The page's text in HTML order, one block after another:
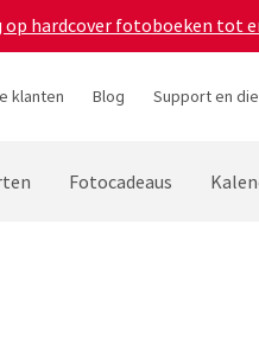
hardcover fotoboeken tot
klanten Blog Support en
Fotocadeaus